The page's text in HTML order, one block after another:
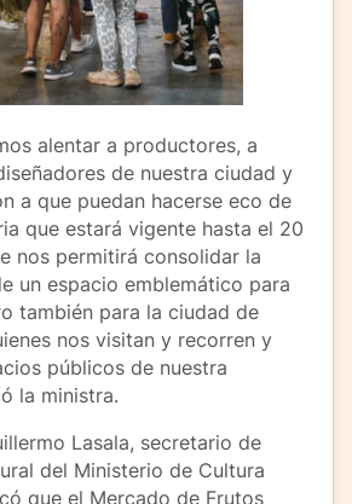
alentar a productores, a
de nuestra ciudad y
a que puedan hacerse eco de
que estará vigente hasta el 20
nos permitirá consolidar la
un espacio emblemático para
también para la ciudad de
nos visitan y recorren y
públicos de nuestra
la ministra.
Lasala, secretario de
del Ministerio de Cultura
que el Mercado de Frutos